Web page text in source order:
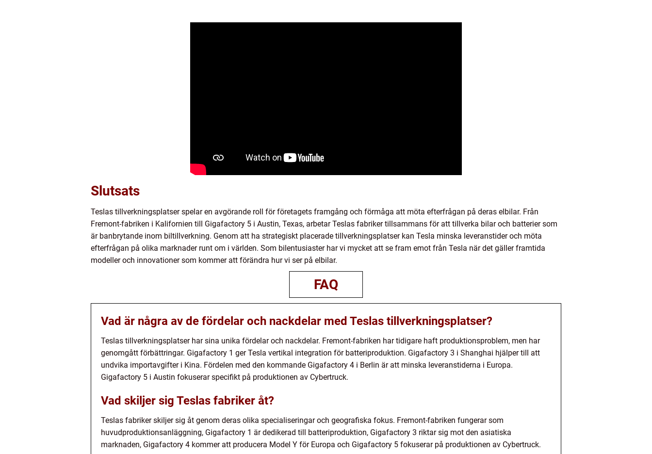
Slutsats
Teslas tillverkningsplatser spelar en avgörande roll för företagets framgång och förmåga att möta efterfrågan på deras elbilar. Från
Fremont-fabriken i Kalifornien till Gigafactory 5 i Austin, Texas, arbetar Teslas fabriker tillsammans för att tillverka bilar och batterier som
är banbrytande inom biltillverkning. Genom att ha strategiskt placerade tillverkningsplatser kan Tesla minska leveranstider och möta
efterfrågan på olika marknader runt om i världen. Som bilentusiaster har vi mycket att se fram emot från Tesla när det gäller framtida
modeller och innovationer som kommer att förändra hur vi ser på elbilar.
FAQ
Vad är några av de fördelar och nackdelar med Teslas tillverkningsplatser?
Teslas tillverkningsplatser har sina unika fördelar och nackdelar. Fremont-fabriken har tidigare haft produktionsproblem, men har
genomgått förbättringar. Gigafactory 1 ger Tesla vertikal integration för batteriproduktion. Gigafactory 3 i Shanghai hjälper till att
undvika importavgifter i Kina. Fördelen med den kommande Gigafactory 4 i Berlin är att minska leveranstiderna i Europa.
Gigafactory 5 i Austin fokuserar specifikt på produktionen av Cybertruck.
Vad skiljer sig Teslas fabriker åt?
Teslas fabriker skiljer sig åt genom deras olika specialiseringar och geografiska fokus. Fremont-fabriken fungerar som
huvudproduktionsanläggning, Gigafactory 1 är dedikerad till batteriproduktion, Gigafactory 3 riktar sig mot den asiatiska
marknaden, Gigafactory 4 kommer att producera Model Y för Europa och Gigafactory 5 fokuserar på produktionen av Cybertruck.